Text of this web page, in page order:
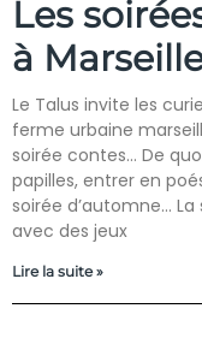
Les
à
Le Talus invite les
ferme urbaine
soirée contes… De
papilles, entrer en
soirée d’automne…
avec des jeux
Lire la suite »